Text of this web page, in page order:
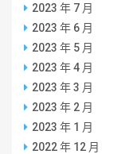
2023 年 7 月
2023 年 6 月
2023 年 5 月
2023 年 4 月
2023 年 3 月
2023 年 2 月
2023 年 1 月
2022 年 12 月